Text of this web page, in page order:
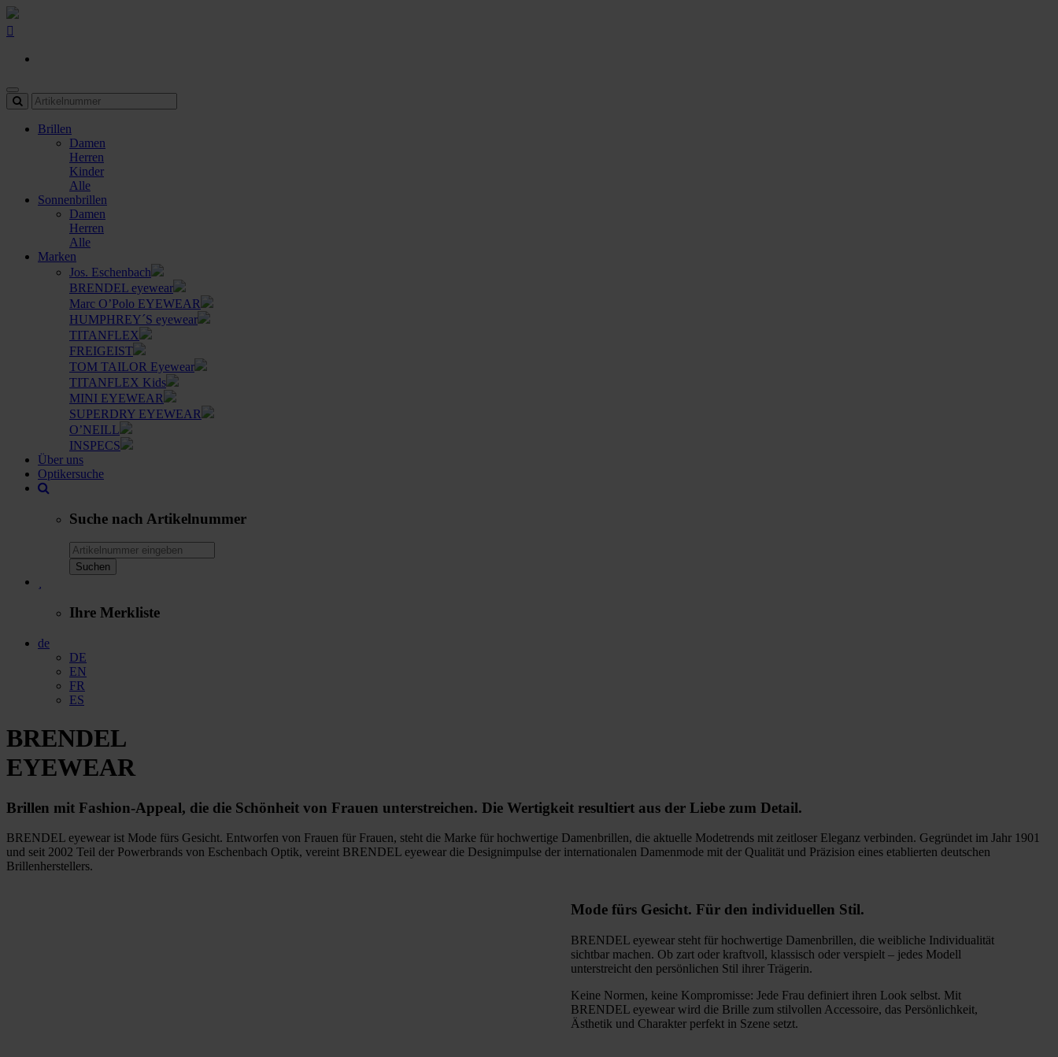
Brillen
Damen
Herren
Kinder
Alle
Sonnenbrillen
Damen
Herren
Alle
Marken
Jos. Eschenbach
BRENDEL eyewear
Marc O’Polo EYEWEAR
HUMPHREY´S eyewear
TITANFLEX
FREIGEIST
TOM TAILOR Eyewear
TITANFLEX Kids
MINI EYEWEAR
SUPERDRY EYEWEAR
O’NEILL
INSPECS
Über uns
Optikersuche
Suche nach Artikelnummer
Suchen
Ihre Merkliste
de
DE
EN
FR
ES
BRENDEL
EYEWEAR
Brillen mit Fashion-Appeal, die die Schönheit von Frauen unterstreichen. Die Wertigkeit resultiert aus der Liebe zum Detail.
BRENDEL eyewear ist Mode fürs Gesicht. Entworfen von Frauen für Frauen, steht die Marke für hochwertige Damenbrillen, die aktuelle Modetrends mit zeitloser Eleganz verbinden. Gegründet im Jahr 1901
und seit 2002 Teil der Powerbrands von Eschenbach Optik, vereint BRENDEL eyewear die Designimpulse der internationalen Damenmode mit der Qualität und Präzision eines etablierten deutschen
Brillenherstellers.
Mode fürs Gesicht. Für den individuellen Stil.
BRENDEL eyewear steht für hochwertige Damenbrillen, die weibliche Individualität
sichtbar machen. Ob zart oder kraftvoll, klassisch oder verspielt – jedes Modell
unterstreicht den persönlichen Stil ihrer Trägerin.
Keine Normen, keine Kompromisse: Jede Frau definiert ihren Look selbst. Mit
BRENDEL eyewear wird die Brille zum stilvollen Accessoire, das Persönlichkeit,
Ästhetik und Charakter perfekt in Szene setzt.